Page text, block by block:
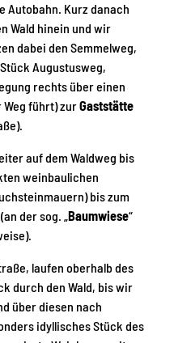
Autobahn. Kurz danach
Wald hinein und wir
dabei den Semmelweg,
Augustusweg,
rechts über einen
führt) zurGaststätte
auf dem Waldweg bis
weinbaulichen
bis zum
der sog. „Baumwiese“
laufen oberhalb des
durch den Wald, bis wir
über diesen nach
idyllisches Stück des